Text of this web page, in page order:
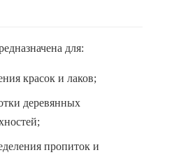
для:
красок и лаков;
деревянных
пропиток и